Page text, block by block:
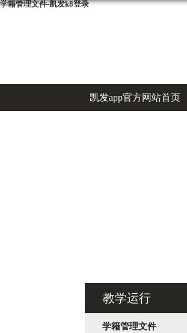
学籍管理文件-凯发k8登录
凯发app官方网站首页
教学运行
学籍管理文件